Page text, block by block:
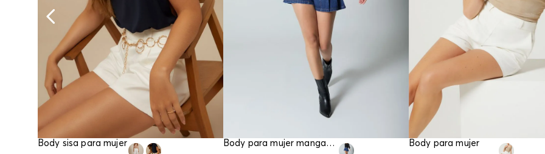
Body sisa para mujer Body para mujer manga 3/4 Body para mujer